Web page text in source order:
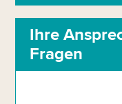
Ihre
Fragen